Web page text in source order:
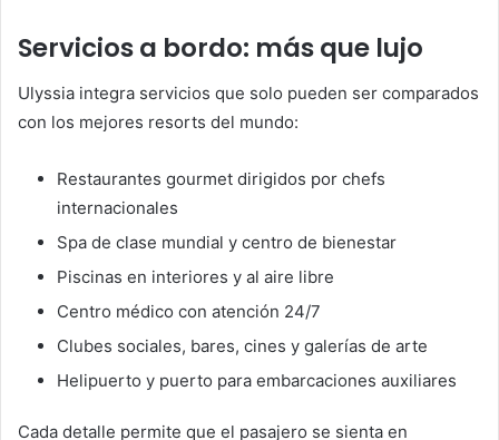
Servicios a bordo: más que lujo
Ulyssia integra servicios que solo pueden ser comparados
con los mejores resorts del mundo:
Restaurantes gourmet dirigidos por chefs
internacionales
Spa de clase mundial y centro de bienestar
Piscinas en interiores y al aire libre
Centro médico con atención 24/7
Clubes sociales, bares, cines y galerías de arte
Helipuerto y puerto para embarcaciones auxiliares
Cada detalle permite que el pasajero se sienta en